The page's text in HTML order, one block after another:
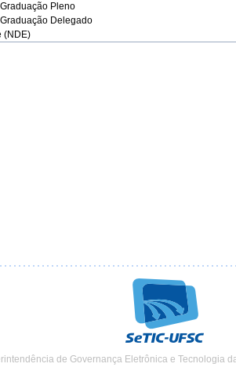
Pleno
Delegado
(NDE)
de Governança Eletrônica e Tecnologia